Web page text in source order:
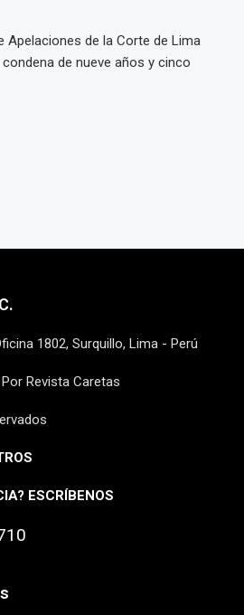
Apelaciones de la Corte de Lima
de nueve años y cinco
1802, Surquillo, Lima - Perú
Revista Caretas
ESCRÍBENOS